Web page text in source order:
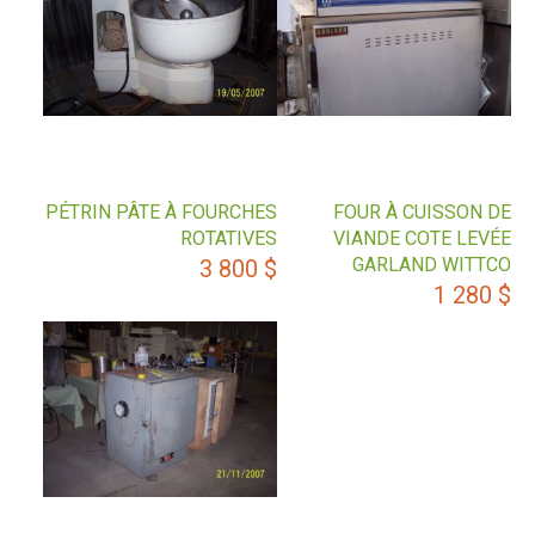
FOUR À CUISSON DE
VIANDE COTE LEVÉE
GARLAND WITTCO
1 280 $
PÉTRIN PÂTE À FOURCHES
ROTATIVES
3 800 $